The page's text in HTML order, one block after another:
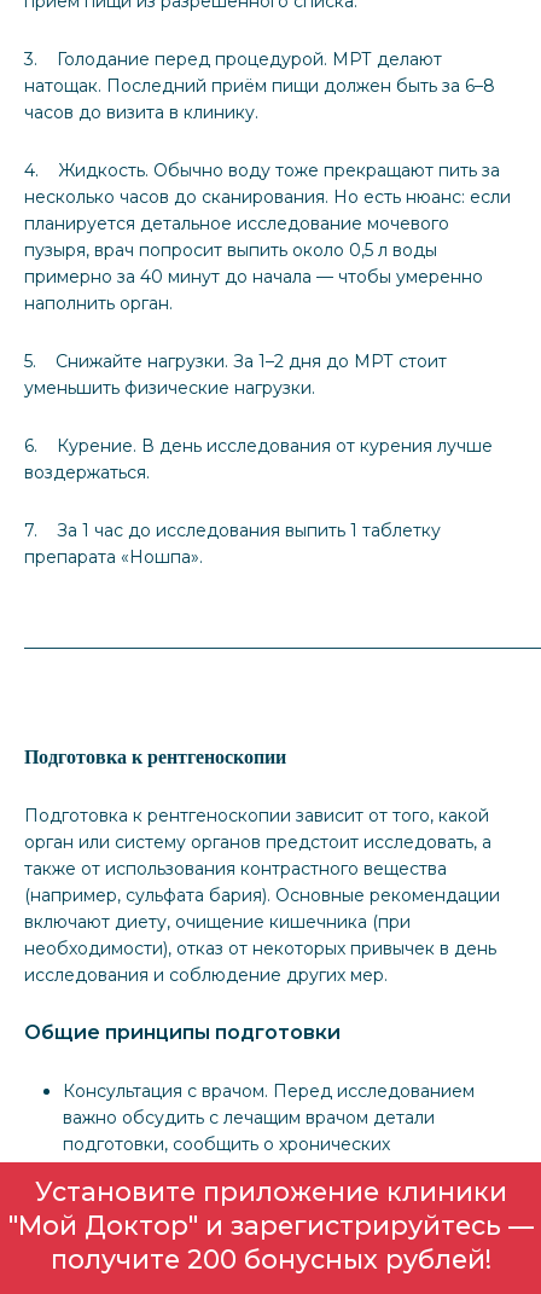
3. Голодание перед процедурой. МРТ делают
натощак. Последний приём пищи должен быть за 6–8
часов до визита в клинику.
4. Жидкость. Обычно воду тоже прекращают пить за
несколько часов до сканирования. Но есть нюанс: если
планируется детальное исследование мочевого
пузыря, врач попросит выпить около 0,5 л воды
примерно за 40 минут до начала — чтобы умеренно
наполнить орган.
5. Снижайте нагрузки. За 1–2 дня до МРТ стоит
уменьшить физические нагрузки.
6. Курение. В день исследования от курения лучше
воздержаться.
7. За 1 час до исследования выпить 1 таблетку
препарата «Ношпа».
Подготовка к рентгеноскопии
Подготовка к рентгеноскопии зависит от того, какой
орган или систему органов предстоит исследовать, а
также от использования контрастного вещества
(например, сульфата бария). Основные рекомендации
включают диету, очищение кишечника (при
необходимости), отказ от некоторых привычек в день
исследования и соблюдение других мер.
Общие принципы подготовки
Консультация с врачом. Перед исследованием
важно обсудить с лечащим врачом детали
подготовки, сообщить о хронических
возможных противопоказаниях.
Удобная одежда. Стоит надеть просторную
Установите приложение клиники
"Мой Доктор" и зарегистрируйтесь —
получите 200 бонусных рублей!